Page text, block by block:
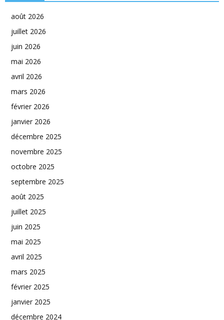
août 2026
juillet 2026
juin 2026
mai 2026
avril 2026
mars 2026
février 2026
janvier 2026
décembre 2025
novembre 2025
octobre 2025
septembre 2025
août 2025
juillet 2025
juin 2025
mai 2025
avril 2025
mars 2025
février 2025
janvier 2025
décembre 2024